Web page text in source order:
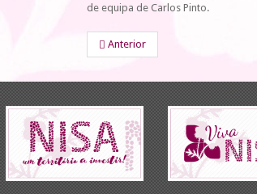
de equipa de Carlos Pinto.
Anterior